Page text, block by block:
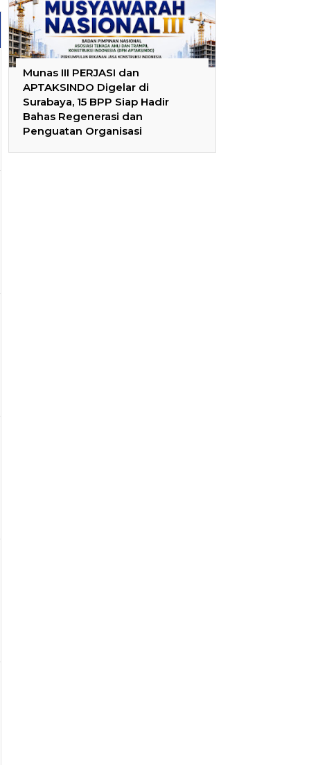
Munas III PERJASI dan
APTAKSINDO Digelar di
Surabaya, 15 BPP Siap Hadir
Bahas Regenerasi dan
Penguatan Organisasi